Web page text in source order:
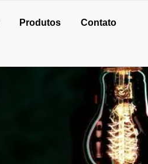
Produtos Contato